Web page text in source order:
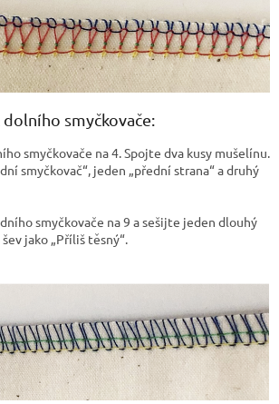
smyčkovače:
smyčkovače na 4. Spojte dva kusy mušelínu.
smyčkovač“, jeden „přední strana“ a druhý
smyčkovače na 9 a sešijte jeden dlouhý
jako „Příliš těsný“.